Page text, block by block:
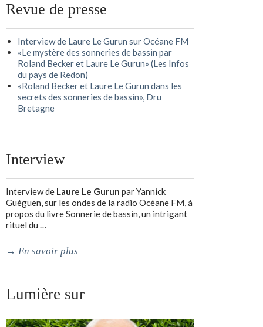
Revue de presse
Interview de Laure Le Gurun sur Océane FM
«Le mystère des sonneries de bassin par
Roland Becker et Laure Le Gurun» (Les Infos
du pays de Redon)
«Roland Becker et Laure Le Gurun dans les
secrets des sonneries de bassin», Dru
Bretagne
Interview
Interview de Laure Le Gurun par Yannick
Guéguen, sur les ondes de la radio Océane FM, à
propos du livre Sonnerie de bassin, un intrigant
rituel du …
→ En savoir plus
Lumière sur